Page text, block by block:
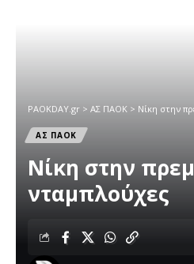
PAOKDAY.gr > ΑΣ ΠΑΟΚ > Νίκη στην
ΑΣ ΠΑΟΚ
Νίκη στην
νταμπλούχες